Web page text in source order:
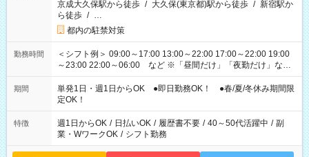
京成大久保駅から徒歩 / 大久保(東京都)駅から徒歩 / 新宿駅か
ら徒歩 / …
都内の駐禁対策
勤務時間
＜シフト例＞ 09:00～17:00 13:00～22:00 17:00～22:00 19:00
～23:00 22:00～06:00 など ※「昼間だけ」「夜勤だけ」など
の希望OK
期間
単発1日・週1日からOK ●即日勤務OK！ ●春/夏/冬休み期間限
定OK！
特徴 週1日からOK / 日払いOK / 履歴書不要 / 40～50代活躍中 / 副
業・WワークOK / シフト勤務